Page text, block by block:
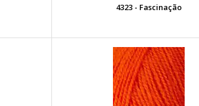
4323 - Fascinação